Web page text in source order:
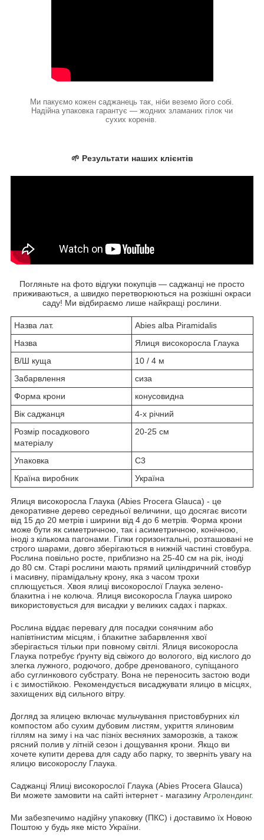
Ми пакуємо кожен саджанець так, ніби веземо його собі.
Надійна упаковка гарантує — жодних зламаних гілок чи
сухих коренів.
🌱 Результати наших клієнтів
Погляньте на фото відгуки покупців — саджанці не просто
приживаються, а швидко перетворюються на розкішні окраси
саду! Ми відбираємо лише найкращі рослини.
Назва лат.
Abies alba Piramidalis
Назва
Ялиця високоросла Глаука
В/Ш куща
10 / 4 м
Забарвлення
сиза
Форма крони
конусовидна
Вік саджанця
4-х річний
Розмір посадкового
матеріалу
20-25 см
Упаковка
С3
Країна виробник
Україна
Ялиця високоросла Глаука (Abies Procera Glauca) - це
декоративне дерево середньої величини, що досягає висоти
від 15 до 20 метрів і ширини від 4 до 6 метрів. Форма крони
може бути як симетричною, так і асиметричною, конічною,
іноді з кількома пагонами. Гілки горизонтальні, розташовані не
строго шарами, довго зберігаються в нижній частині стовбура.
Рослина повільно росте, приблизно на 25-40 см на рік, іноді
до 80 см. Старі рослини мають прямий циліндричний стовбур
і масивну, пірамідальну крону, яка з часом трохи
сплющується. Хвоя ялиці високорослої Глаука зелено-
блакитна і не колюча. Ялиця високоросла Глаука широко
використовується для висадки у великих садах і парках.
Рослина віддає перевагу для посадки сонячним або
напівтінистим місцям, і блакитне забарвлення хвої
зберігається тільки при повному світлі. Ялиця високоросла
Глаука потребує ґрунту від свіжого до вологого, від кислого до
злегка лужного, родючого, добре дренованого, супіщаного
або суглинкового субстрату. Вона не переносить застою води
і є зимостійкою. Рекомендується висаджувати ялицю в місцях,
захищених від сильного вітру.
Догляд за ялицею включає мульчування пристовбурних кіл
компостом або сухим дубовим листям, укриття ялиновим
гіллям на зиму і на час пізніх весняних заморозків, а також
рясний полив у літній сезон і дощування крони. Якщо ви
хочете купити дерева для саду або парку, то зверніть увагу на
ялицю високорослу Глаука.
Саджанці Ялиці високорослої Глаука (Abies Procera Glauca)
Ви можете замовити на сайті інтернет - магазину Агролендинг.
Ми забезпечимо надійну упаковку (ПКС) і доставимо їх Новою
Поштою у будь яке місто України.